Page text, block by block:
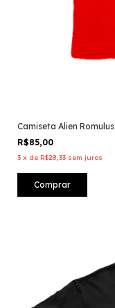
Camiseta Alien Romulus
R$85,00
3 x de R$28,33 sem juros
Comprar